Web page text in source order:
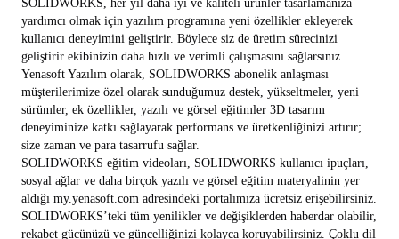
SOLIDWORKS, her yıl daha iyi ve kaliteli ürünler tasarlamanıza
yardımcı olmak için yazılım programına yeni özellikler ekleyerek
kullanıcı deneyimini geliştirir. Böylece siz de üretim sürecinizi
geliştirir ekibinizin daha hızlı ve verimli çalışmasını sağlarsınız.
Yenasoft Yazılım olarak, SOLIDWORKS abonelik anlaşması
müşterilerimize özel olarak sunduğumuz destek, yükseltmeler, yeni
sürümler, ek özellikler, yazılı ve görsel eğitimler 3D tasarım
deneyiminize katkı sağlayarak performans ve üretkenliğinizi artırır;
size zaman ve para tasarrufu sağlar.
SOLIDWORKS eğitim videoları, SOLIDWORKS kullanıcı ipuçları,
sosyal ağlar ve daha birçok yazılı ve görsel eğitim materyalinin yer
aldığı my.yenasoft.com adresindeki portalımıza ücretsiz erişebilirsiniz.
SOLIDWORKS’teki tüm yenilikler ve değişiklerden haberdar olabilir,
rekabet gücünüzü ve güncelliğinizi kolayca koruyabilirsiniz. Çoklu dil